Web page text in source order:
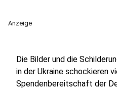
Anzeige
Die Bilder und die
in der Ukraine schockieren
Spendenbereitschaft der